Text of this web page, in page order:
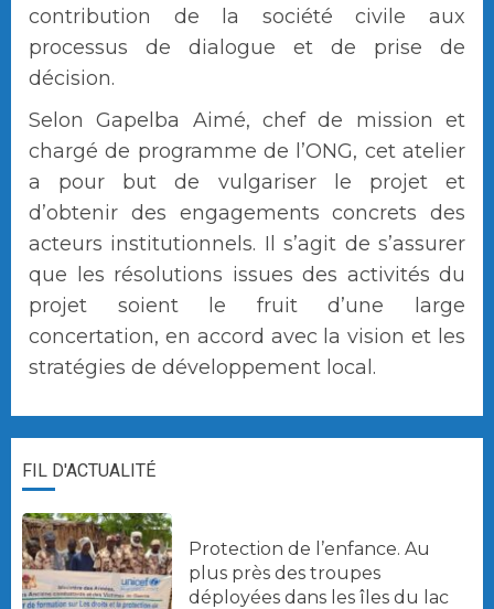
contribution de la société civile aux
processus de dialogue et de prise de
décision.
Selon Gapelba Aimé, chef de mission et
chargé de programme de l’ONG, cet atelier
a pour but de vulgariser le projet et
d’obtenir des engagements concrets des
acteurs institutionnels. Il s’agit de s’assurer
que les résolutions issues des activités du
projet soient le fruit d’une large
concertation, en accord avec la vision et les
stratégies de développement local.
FIL D'ACTUALITÉ
Protection de l’enfance. Au
plus près des troupes
déployées dans les îles du lac